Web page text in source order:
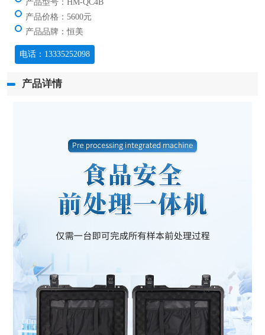
产品型号：HM-QC4B
产品价格：5600元
产品品牌：恒美
电话：13335252098
产品详情